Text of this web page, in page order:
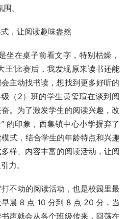
。
，让阅读趣味盎然
坐在桌子前看文字，特别枯燥，
王’比赛后，我发现原来读书还能
主动找书读，想找到更多好听的
（2）班的学生黄玺瑄在谈到阅
。为了激发学生的阅读兴趣，改
的印象，西集镇中心小学摒弃了
式，结合学生的年龄特点和兴趣
样、内容丰富的阅读活动，让阅
力。
不动的阅读活动，也是校园里最
早晨 8 点 10 分到 8 点 20 分，当
声就会从各个班级传来，回荡在